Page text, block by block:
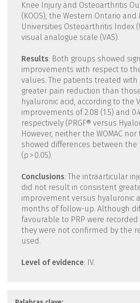
Knee Injury and Osteoarthritis
(KOOS), the Western Ontario and
Universities Osteoarthritis Index
visual analogue scale (VAS).
Results: Both groups showed
improvements with respect to
values. The patients treated with
greater pain reduction than
hyaluronic acid, according to the
improvements of 2.08 (1.5) and
respectively (PRGF® versus
However, neither the WOMAC nor
showed differences between the
(p > 0.05).
Conclusions: The intraarticular
did not result in consistent
improvement versus hyaluronic
months of follow-up. Although
favourable to PRP were recorded
they were not confirmed by the
used.
Level of evidence: IV.